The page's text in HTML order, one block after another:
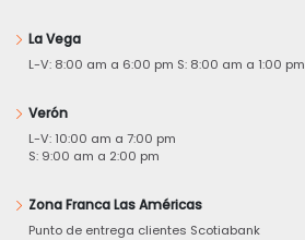
La Vega
L-V: 8:00 am a 6:00 pm S: 8:00 am a 1:00 pm
Verón
L-V: 10:00 am a 7:00 pm
S: 9:00 am a 2:00 pm
Zona Franca Las Américas
Punto de entrega clientes Scotiabank